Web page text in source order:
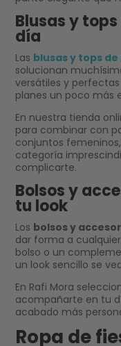
Blusas y
día
Las blusas y tops
solucionan
versátiles y
planes un poco más
En nuestra tienda
para combinar con
conjuntos
categoría
complicarte.
Bolsos y
tu look
Los bolsos y
dar forma a
bolso o un
un look sencillo se
En Rafi Mora
acompañarte en tu
acabado más
Ropa de